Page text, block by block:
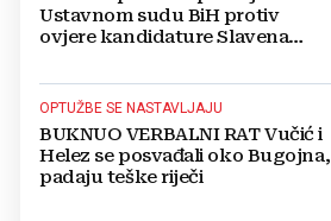
Ustavnom sudu BiH protiv
ovjere kandidature Slavena
OPTUŽBE SE NASTAVLJAJU
BUKNUO VERBALNI RAT Vučić i
Helez se posvađali oko Bugojna,
padaju teške riječi